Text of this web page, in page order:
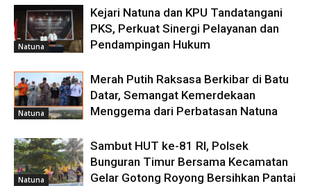
Natuna
Kejari Natuna dan KPU Tandatangani
PKS, Perkuat Sinergi Pelayanan dan
Pendampingan Hukum
Natuna
Merah Putih Raksasa Berkibar di Batu
Datar, Semangat Kemerdekaan
Menggema dari Perbatasan Natuna
Natuna
Sambut HUT ke-81 RI, Polsek
Bunguran Timur Bersama Kecamatan
Gelar Gotong Royong Bersihkan Pantai